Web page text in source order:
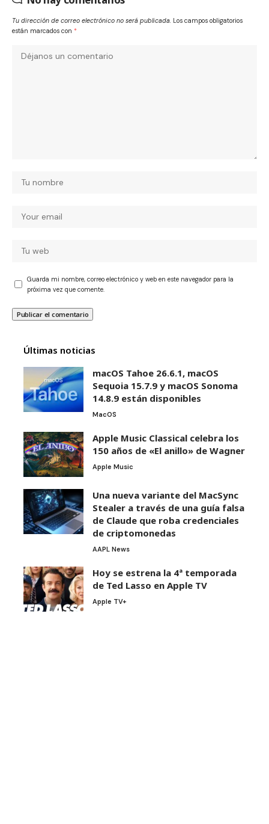
Tu dirección de correo electrónico no será publicada. Los campos obligatorios
están marcados con *
Guarda mi nombre, correo electrónico y web en este navegador para la
próxima vez que comente.
Últimas noticias
macOS Tahoe 26.6.1, macOS
Sequoia 15.7.9 y macOS Sonoma
14.8.9 están disponibles
MacOS
Apple Music Classical celebra los
150 años de «El anillo» de Wagner
Apple Music
Una nueva variante del MacSync
Stealer a través de una guía falsa
de Claude que roba credenciales
de criptomonedas
AAPL News
Hoy se estrena la 4ª temporada
de Ted Lasso en Apple TV
Apple TV+